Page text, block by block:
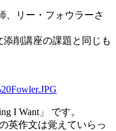
、リー・フォウラーさ
削講座の課題と同じも
I Want」 です。
英作文は覚えていらっ